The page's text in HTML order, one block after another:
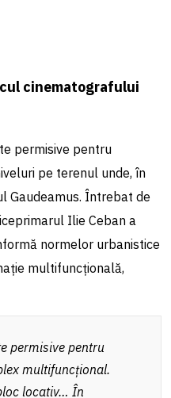
cinematografului
permisive pentru
pe terenul unde, în
Gaudeamus. Întrebat de
Ilie Ceban a
normelor urbanistice
multifuncțională,
permisive pentru
multifuncțional.
locativ… În